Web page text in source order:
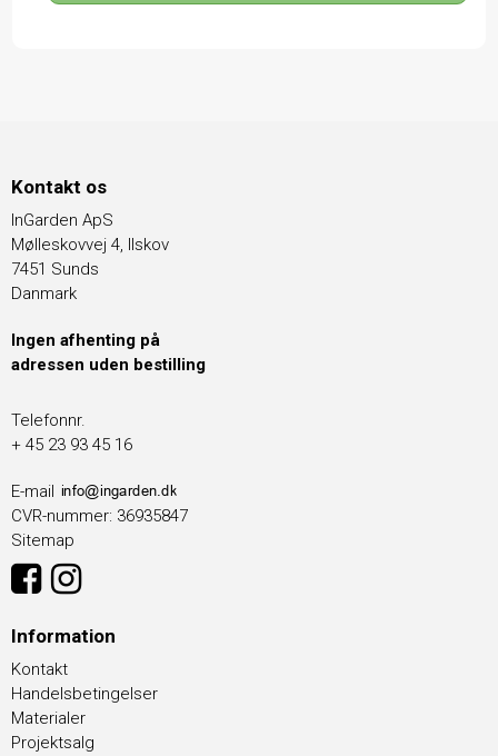
Kontakt os
InGarden ApS
Mølleskovvej 4, Ilskov
7451 Sunds
Danmark
Ingen afhenting på
adressen uden bestilling
Telefonnr.
+ 45 23 93 45 16
E-mail
CVR-nummer: 36935847
Sitemap
Information
Kontakt
Handelsbetingelser
Materialer
Projektsalg